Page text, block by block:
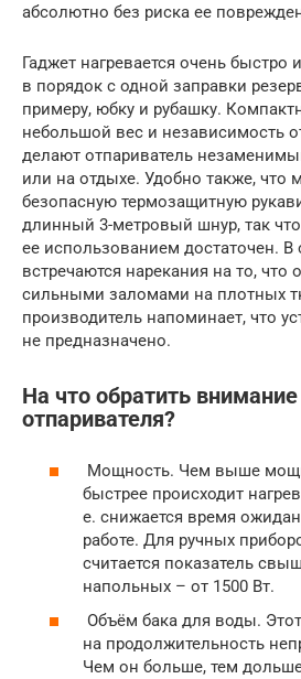
абсолютно без риска ее
Гаджет нагревается очень быстро
в порядок с одной заправки
примеру, юбку и рубашку.
небольшой вес и независимость
делают отпариватель
или на отдыхе. Удобно также, что
безопасную термозащитную
длинный 3-метровый шнур, так
ее использованием достаточен. В
встречаются нарекания на то, что
сильными заломами на плотных
производитель напоминает, что
не предназначено.
На что обратить
отпаривателя?
Мощность. Чем выше
быстрее происходит
е. снижается время
работе. Для ручных
считается показатель
напольных – от 1500 Вт.
Объём бака для воды.
на продолжительность
Чем он больше, тем